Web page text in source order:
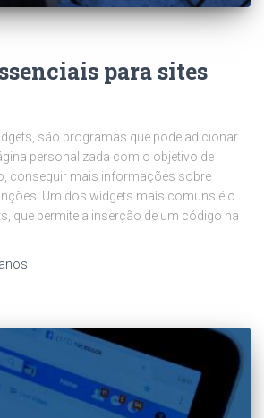
para sites
são programas que pode adicionar
personalizada com o objetivo de
conseguir mais informações sobre
Um dos widgets mais comuns é o
que permite a inserção de um código na